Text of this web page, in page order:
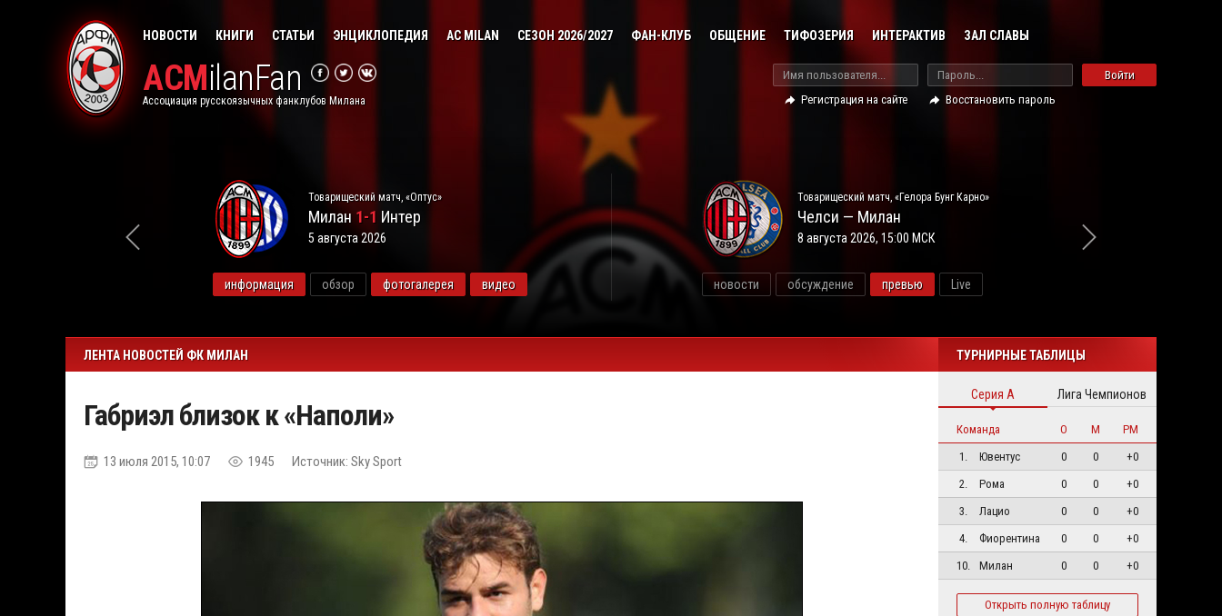
НОВОСТИ КНИГИ СТАТЬИ ЭНЦИКЛОПЕДИЯ AC MILAN СЕЗОН 2026/2027 ФАН-КЛУБ ОБЩЕНИЕ ТИФОЗЕРИЯ ИНТЕРАКТИВ ЗАЛ СЛАВЫ
ACMilanFan
Ассоциация русскоязычных фанклубов Милана
Войти
Регистрация на сайте
Восстановить пароль
Товарищеский матч, «Оптус»
Милан 1-1 Интер
5 августа 2026
информация обзор фотогалерея видео
Товарищеский матч, «Гелора Бунг Карно»
Челси — Милан
8 августа 2026, 15:00 МСК
новости обсуждение превью Live
ЛЕНТА НОВОСТЕЙ ФК МИЛАН
Габриэл близок к «Наполи»
13 июля 2015, 10:07 1945 Источник: Sky Sport
ТУРНИРНЫЕ ТАБЛИЦЫ
Серия А Лига Чемпионов
Команда О М
РМ
1.
Ювентус 0 0
+0
2.
Рома 0 0
+0
3.
Лацио 0 0
+0
4.
Фиорентина 0 0
+0
10.
Милан 0 0 +0
Открыть полную таблицу